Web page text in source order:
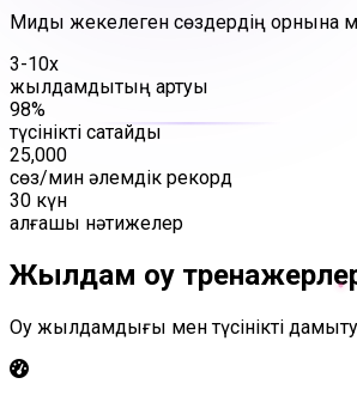
Миды жекелеген сөздердің орнына
3-10x
жылдамдықтың артуы
98%
түсінікті сақтайды
25,000
сөз/мин әлемдік рекорд
30 күн
алғашқы нәтижелер
Жылдам оқу
Оқу жылдамдығы мен түсінікті